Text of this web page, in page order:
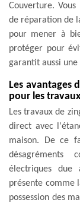
Couverture.
de réparation de
pour mener à
protéger pour
garantit aussi
Les avantages
pour les
Les travaux de
direct avec
maison. De ce
désagréments
électriques due
présente comme
possession des